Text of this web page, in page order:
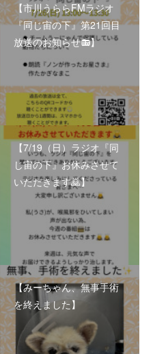
【市川うららFMラジオ
『同じ宙の下』第21回目
放送のお知らせ📻】
【7/19（日）ラジオ『同
じ宙の下』お休みさせて
いただきます🙇】
【みーちゃん、無事手術
を終えました】